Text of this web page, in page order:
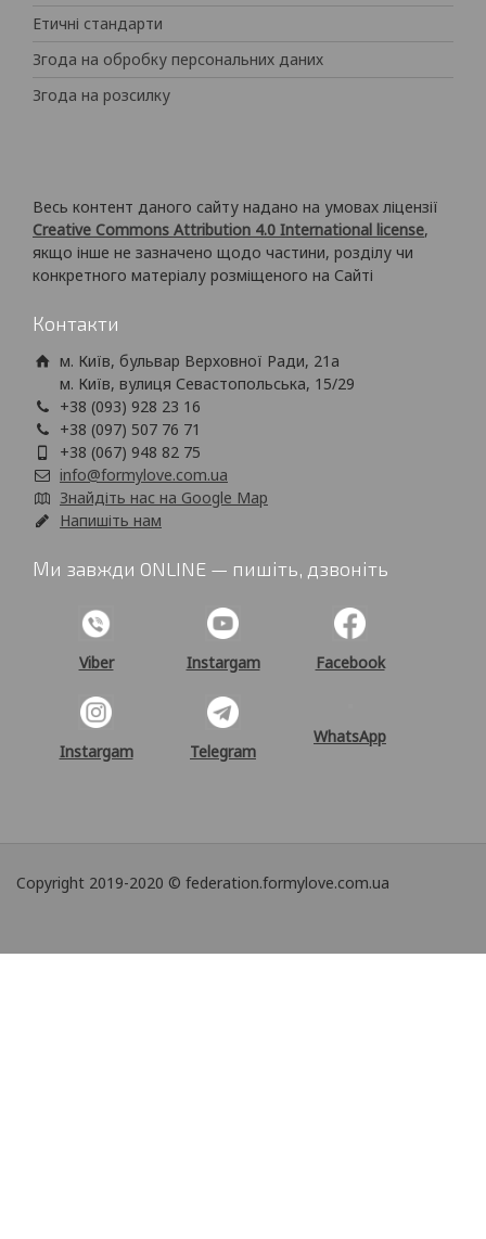
Етичні стандарти
Згода на обробку персональних даних
Згода на розсилку
Весь контент даного сайту надано на умовах ліцензії
Creative Commons Attribution 4.0 International license,
якщо інше не зазначено щодо частини, розділу чи
конкретного матеріалу розміщеного на Сайті
Контакти
м. Київ, бульвар Верховної Ради, 21а
м. Київ, вулиця Севастопольська, 15/29
+38 (093) 928 23 16
+38 (097) 507 76 71
+38 (067) 948 82 75
info@formylove.com.ua
Знайдіть нас на Google Map
Напишіть нам
Ми завжди ONLINE — пишіть, дзвоніть
Viber Instargam Facebook
Instargam Telegram
WhatsApp
Copyright 2019-2020 © federation.formylove.com.ua